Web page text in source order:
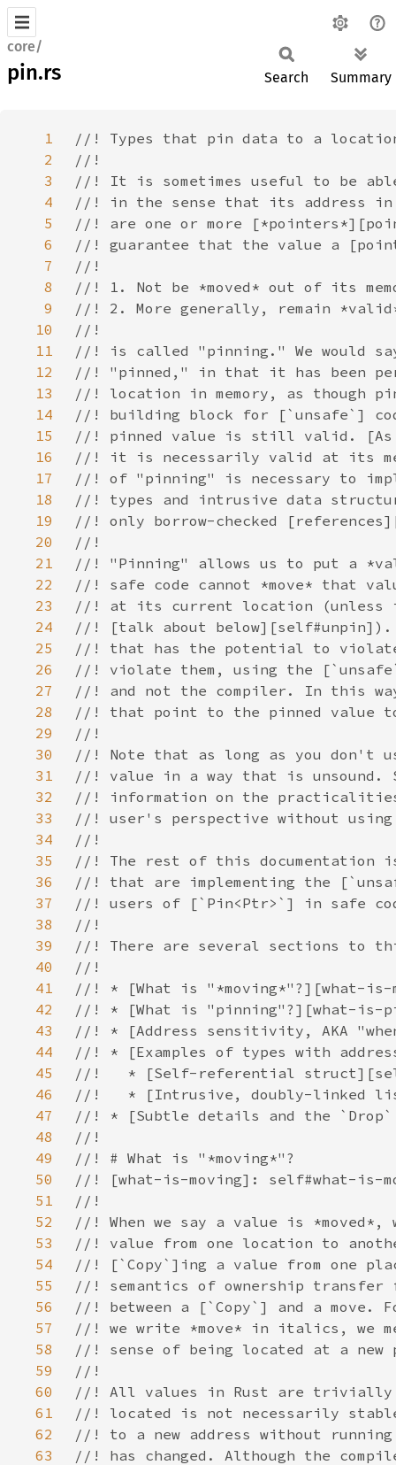
core/
pin.rs Search Summary
1
2
3
4
5
6
7
8
9
10
11
12
13
14
15
16
17
18
19
20
21
22
23
24
25
26
27
28
29
30
31
32
33
34
35
36
37
38
39
40
41
42
43
44
45
46
47
48
49
50
51
52
53
54
55
56
57
58
59
60
61
62
63